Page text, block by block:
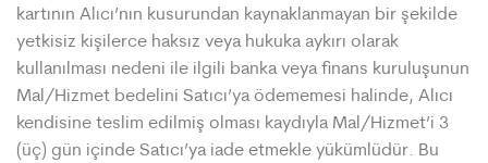
kartının Alıcı’nın kusurundan kaynaklanmayan bir şekilde
yetkisiz kişilerce haksız veya hukuka aykırı olarak
kullanılması nedeni ile ilgili banka veya finans kuruluşunun
Mal/Hizmet bedelini Satıcı’ya ödememesi halinde, Alıcı
kendisine teslim edilmiş olması kaydıyla Mal/Hizmet’i 3
(üç) gün içinde Satıcı’ya iade etmekle yükümlüdür. Bu